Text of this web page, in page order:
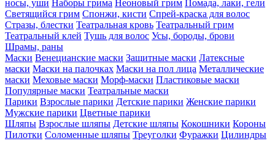
носы, уши Наборы грима Неоновый грим Помада, лаки, гели
Светящийся грим Спонжи, кисти Спрей-краска для волос
Стразы, блестки Театральная кровь Театральный грим
Театральный клей Тушь для волос Усы, бороды, брови
Шрамы, раны
Маски Венецианские маски Защитные маски Латексные
маски Маски на палочках Маски на пол лица Металлические
маски Меховые маски Морф-маски Пластиковые маски
Популярные маски Театральные маски
Парики Взрослые парики Детские парики Женские парики
Мужские парики Цветные парики
Шляпы Взрослые шляпы Детские шляпы Кокошники Короны
Пилотки Соломенные шляпы Треуголки Фуражки Цилиндры